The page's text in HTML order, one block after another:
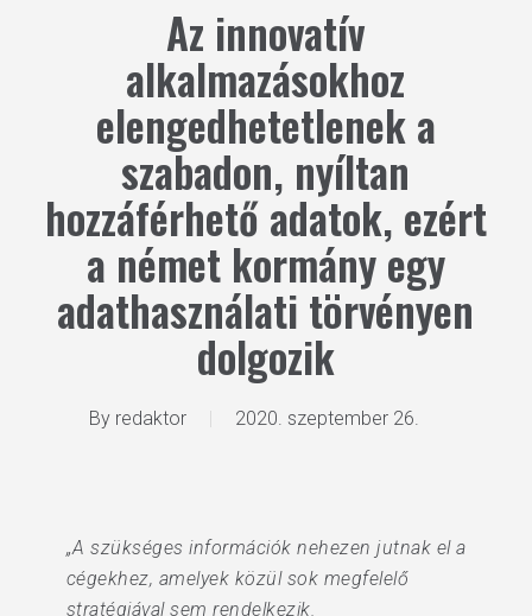
Az innovatív
alkalmazásokhoz
elengedhetetlenek a
szabadon, nyíltan
hozzáférhető adatok, ezért
a német kormány egy
adathasználati törvényen
dolgozik
By redaktor 2020. szeptember 26.
„A szükséges információk nehezen jutnak el a
cégekhez, amelyek közül sok megfelelő
stratégiával sem rendelkezik.